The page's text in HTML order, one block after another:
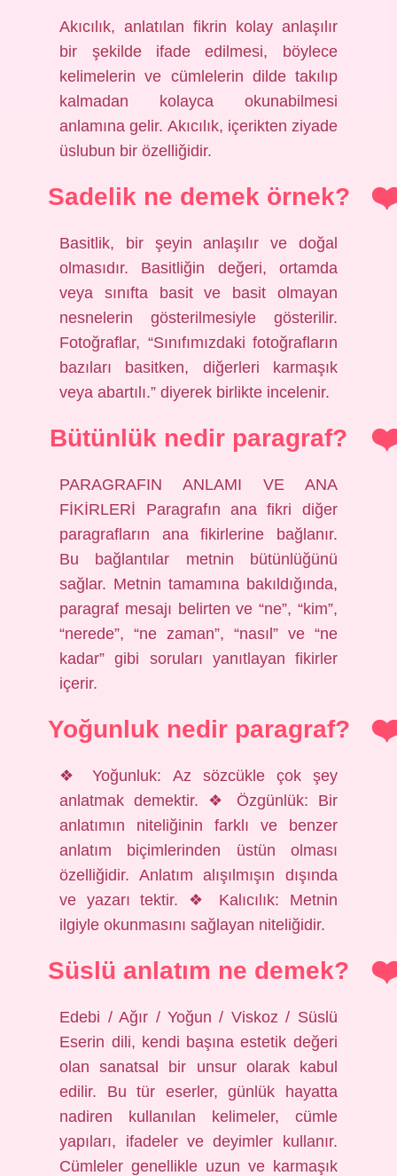
Akıcılık, anlatılan fikrin kolay anlaşılır
bir şekilde ifade edilmesi, böylece
kelimelerin ve cümlelerin dilde takılıp
kalmadan kolayca okunabilmesi
anlamına gelir. Akıcılık, içerikten ziyade
üslubun bir özelliğidir.
Sadelik ne demek örnek?
Basitlik, bir şeyin anlaşılır ve doğal
olmasıdır. Basitliğin değeri, ortamda
veya sınıfta basit ve basit olmayan
nesnelerin gösterilmesiyle gösterilir.
Fotoğraflar, “Sınıfımızdaki fotoğrafların
bazıları basitken, diğerleri karmaşık
veya abartılı.” diyerek birlikte incelenir.
Bütünlük nedir paragraf?
PARAGRAFIN ANLAMI VE ANA
FİKİRLERİ Paragrafın ana fikri diğer
paragrafların ana fikirlerine bağlanır.
Bu bağlantılar metnin bütünlüğünü
sağlar. Metnin tamamına bakıldığında,
paragraf mesajı belirten ve “ne”, “kim”,
“nerede”, “ne zaman”, “nasıl” ve “ne
kadar” gibi soruları yanıtlayan fikirler
içerir.
Yoğunluk nedir paragraf?
❖ Yoğunluk: Az sözcükle çok şey
anlatmak demektir. ❖ Özgünlük: Bir
anlatımın niteliğinin farklı ve benzer
anlatım biçimlerinden üstün olması
özelliğidir. Anlatım alışılmışın dışında
ve yazarı tektir. ❖ Kalıcılık: Metnin
ilgiyle okunmasını sağlayan niteliğidir.
Süslü anlatım ne demek?
Edebi / Ağır / Yoğun / Viskoz / Süslü
Eserin dili, kendi başına estetik değeri
olan sanatsal bir unsur olarak kabul
edilir. Bu tür eserler, günlük hayatta
nadiren kullanılan kelimeler, cümle
yapıları, ifadeler ve deyimler kullanır.
Cümleler genellikle uzun ve karmaşık